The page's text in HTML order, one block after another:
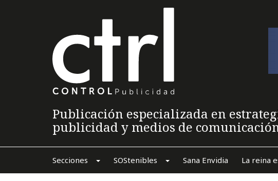
Publicación especializada en
publicidad y medios de
Secciones SOStenibles Sana Envidia La reina